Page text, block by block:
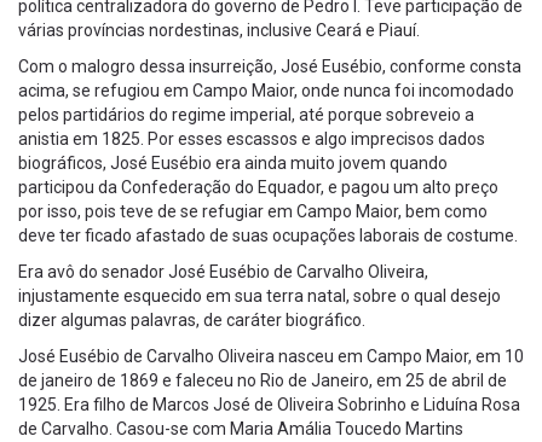
política centralizadora do governo de Pedro I. Teve participação de
várias províncias nordestinas, inclusive Ceará e Piauí.
Com o malogro dessa insurreição, José Eusébio, conforme consta
acima, se refugiou em Campo Maior, onde nunca foi incomodado
pelos partidários do regime imperial, até porque sobreveio a
anistia em 1825. Por esses escassos e algo imprecisos dados
biográficos, José Eusébio era ainda muito jovem quando
participou da Confederação do Equador, e pagou um alto preço
por isso, pois teve de se refugiar em Campo Maior, bem como
deve ter ficado afastado de suas ocupações laborais de costume.
Era avô do senador José Eusébio de Carvalho Oliveira,
injustamente esquecido em sua terra natal, sobre o qual desejo
dizer algumas palavras, de caráter biográfico.
José Eusébio de Carvalho Oliveira nasceu em Campo Maior, em 10
de janeiro de 1869 e faleceu no Rio de Janeiro, em 25 de abril de
1925. Era filho de Marcos José de Oliveira Sobrinho e Liduína Rosa
de Carvalho. Casou-se com Maria Amália Toucedo Martins